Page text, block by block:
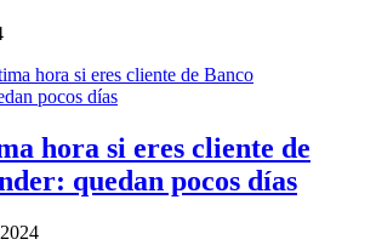
hora si eres cliente de
quedan pocos días